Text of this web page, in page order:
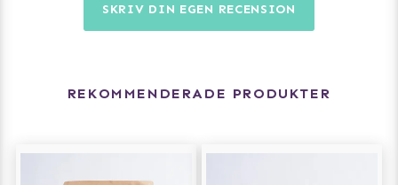
SKRIV DIN EGEN RECENSION
REKOMMENDERADE PRODUKTER